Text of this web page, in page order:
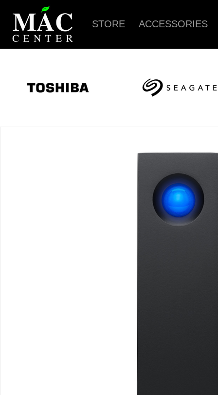
STORE ACCESSORIES